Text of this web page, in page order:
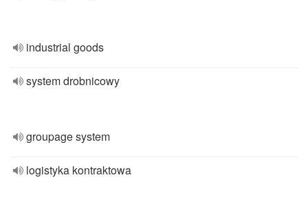
industrial goods
system drobnicowy
groupage system
logistyka kontraktowa